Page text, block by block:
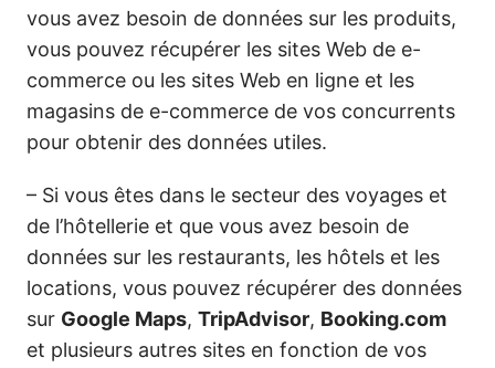
vous avez besoin de données sur les produits,
vous pouvez récupérer les sites Web de e-
commerce ou les sites Web en ligne et les
magasins de e-commerce de vos concurrents
pour obtenir des données utiles.
– Si vous êtes dans le secteur des voyages et
de l’hôtellerie et que vous avez besoin de
données sur les restaurants, les hôtels et les
locations, vous pouvez récupérer des données
sur Google Maps, TripAdvisor, Booking.com
et plusieurs autres sites en fonction de vos